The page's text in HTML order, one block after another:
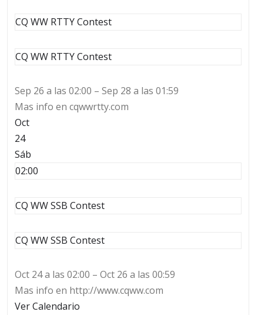
CQ WW RTTY Contest
CQ WW RTTY Contest
Sep 26 a las 02:00 – Sep 28 a las 01:59
Mas info en cqwwrtty.com
Oct
24
Sáb
02:00
CQ WW SSB Contest
CQ WW SSB Contest
Oct 24 a las 02:00 – Oct 26 a las 00:59
Mas info en http://www.cqww.com
Ver Calendario